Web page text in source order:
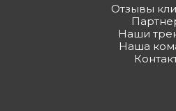
Отзывы
Наши
Наша